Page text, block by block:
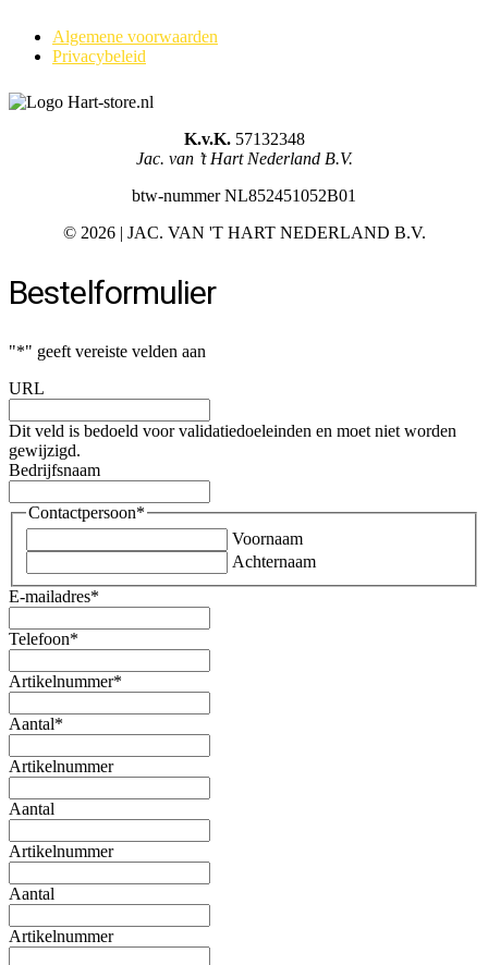
Algemene voorwaarden
Privacybeleid
K.v.K.57132348
Jac. van ’t Hart Nederland B.V.
btw-nummer NL852451052B01
© 2026 | JAC. VAN 'T HART NEDERLAND B.V.
Bestelformulier
"*" geeft vereiste velden aan
URL
Dit veld is bedoeld voor validatiedoeleinden en moet niet worden
gewijzigd.
Bedrijfsnaam
Contactpersoon*
Voornaam
Achternaam
E-mailadres*
Telefoon*
Artikelnummer*
Aantal*
Artikelnummer
Aantal
Artikelnummer
Aantal
Artikelnummer